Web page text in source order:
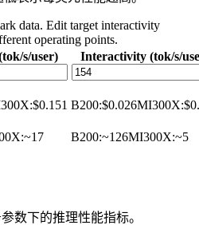
data. Edit target interactivity
operating points.
s/user) Interactivity (tok/s/
:$0.151 B200:$0.026MI300X:
:~17 B200:~126MI300X:~5
数下的推理性能指标。